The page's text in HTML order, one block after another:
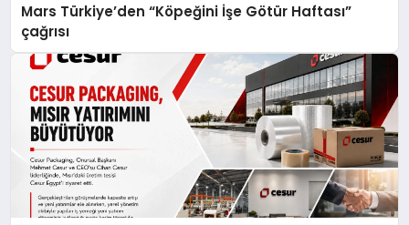
Mars Türkiye’den “Köpeğini İşe Götür Haftası”
çağrısı